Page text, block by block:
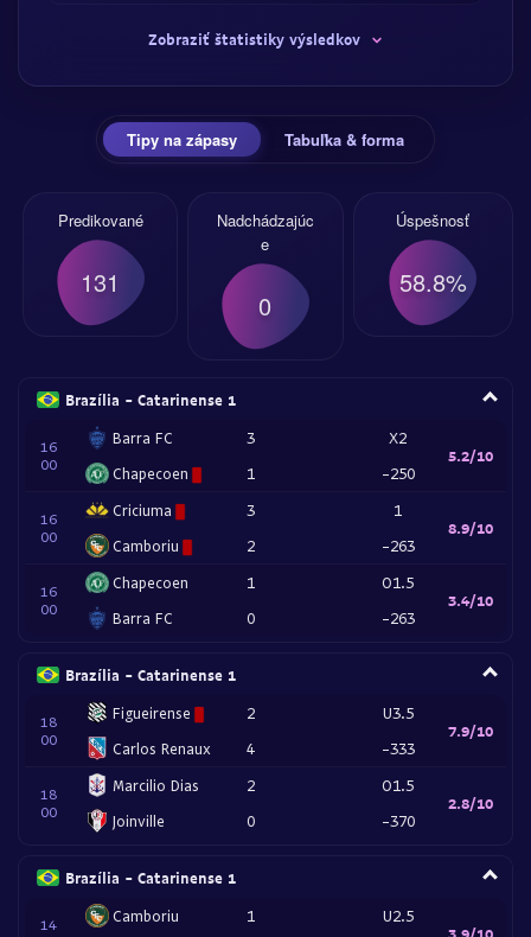
Zobraziť štatistiky výsledkov
Tipy na zápasy Tabuľka & forma
Predikované
131
Nadchádzajúc
e
0
Úspešnosť
58.8%
Brazília - Catarinense 1
16
00
Barra FC
Chapecoen
3
1
X2
-250
5.2/10
16
00
Criciuma
Camboriu
3
2
1
-263
8.9/10
16
00
Chapecoen
Barra FC
1
0
O1.5
-263
3.4/10
Brazília - Catarinense 1
18
00
Figueirense
Carlos Renaux
2
4
U3.5
-333
7.9/10
18
00
Marcilio Dias
Joinville
2
0
O1.5
-370
2.8/10
Brazília - Catarinense 1
14
Camboriu
1
U2.5
3.9/10